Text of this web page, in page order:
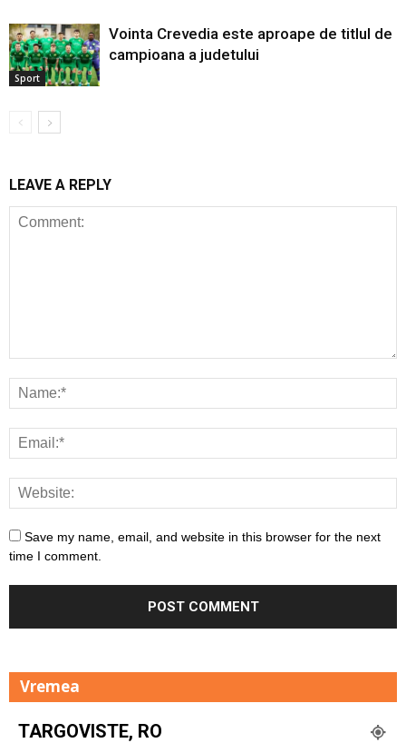
Sport
Vointa Crevedia este aproape de titlul de
campioana a judetului
LEAVE A REPLY
Save my name, email, and website in this browser for the next
time I comment.
Vremea
TARGOVISTE, RO